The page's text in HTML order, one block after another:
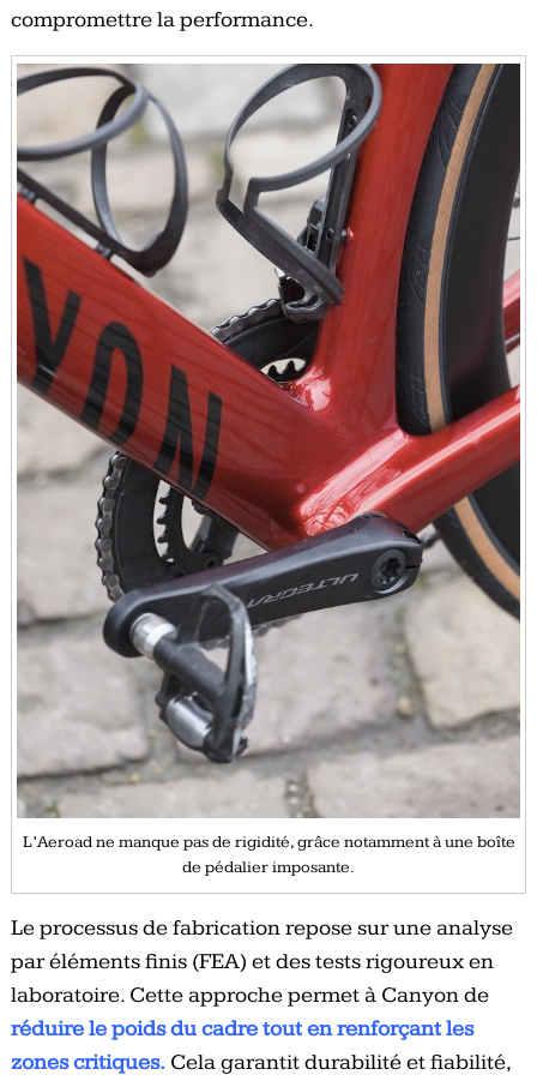
compromettre la performance.
L’Aeroad ne manque pas de rigidité, grâce notamment à une boîte
de pédalier imposante.
Le processus de fabrication repose sur une analyse
par éléments finis (FEA) et des tests rigoureux en
laboratoire. Cette approche permet à Canyon de
réduire le poids du cadre tout en renforçant les
zones critiques. Cela garantit durabilité et fiabilité,